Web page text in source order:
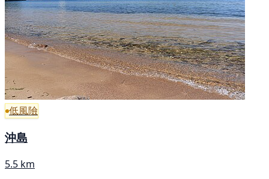
低風險
沖島
5.5 km